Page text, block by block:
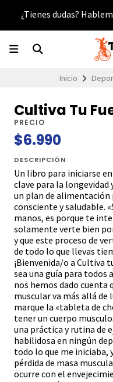
¿Tienes dudas?
Inicio
Cultiva Tu
PRECIO
$6.990
DESCRIPCIÓN
Un libro para iniciarse
clave para la longevidad
un plan de alimentación
consciente y saludable.
manos, es porque te
solamente verte bien
y que este proceso de
de todo lo que llevas
¡Bienvenida/o a Cultiva
sea una guía para todos
nos hemos dado cuenta
muscular va más allá de
marque la «tableta de
tener un cuerpo
una práctica y rutina de
habilidosa en ningún
todo lo que me iniciaba,
pérdida de masa
ocurre con el